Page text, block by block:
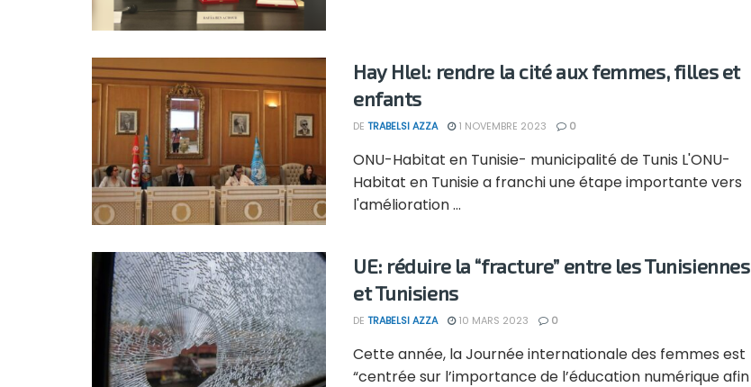
Hay Hlel: rendre la cité aux femmes, filles et
enfants
DE TRABELSI AZZA 1 NOVEMBRE 2023 0
ONU-Habitat en Tunisie- municipalité de Tunis L'ONU-
Habitat en Tunisie a franchi une étape importante vers
l'amélioration ...
UE: réduire la “fracture” entre les Tunisiennes
et Tunisiens
DE TRABELSI AZZA 10 MARS 2023 0
Cette année, la Journée internationale des femmes est
“centrée sur l’importance de l’éducation numérique afin